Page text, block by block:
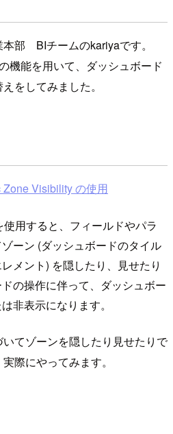
部 BIチームのkariyaです。
機能を用いて、ダッシュボード
をしてみました。
Visibility の使用
使用すると、フィールドやパラ
ーン (ダッシュボードのタイル
メント) を隠したり、見せたり
の操作に伴って、ダッシュボー
非表示になります。
いてゾーンを隠したり見せたりで
際にやってみます。